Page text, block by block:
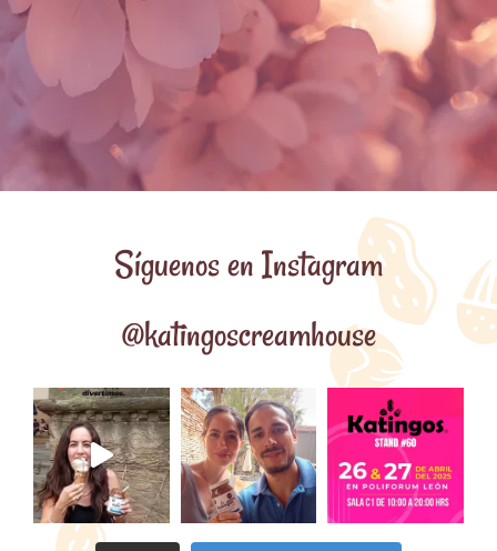
Síguenos en Instagram
@katingoscreamhouse